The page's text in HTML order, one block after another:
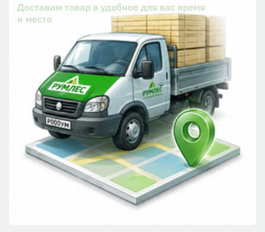
Доставим товар в удобное для вас время
и место